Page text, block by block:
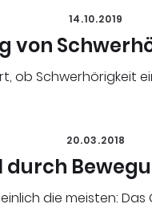
14.10.2019
von
ob Schwerhörigkeit
20.03.2018
durch
die meisten: